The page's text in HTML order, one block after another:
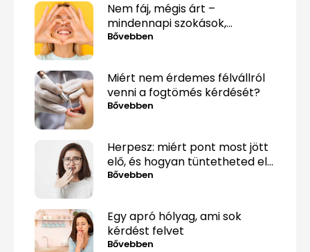
Nem fáj, mégis árt –
mindennapi szokások,
amelyek alattomosan
Bővebben
Miért nem érdemes félvállról
venni a fogtömés kérdését?
Bővebben
Herpesz: miért pont most jött
elő, és hogyan tüntetheted el
minél gyorsabban?
Bővebben
Egy apró hólyag, ami sok
kérdést felvet
Bővebben